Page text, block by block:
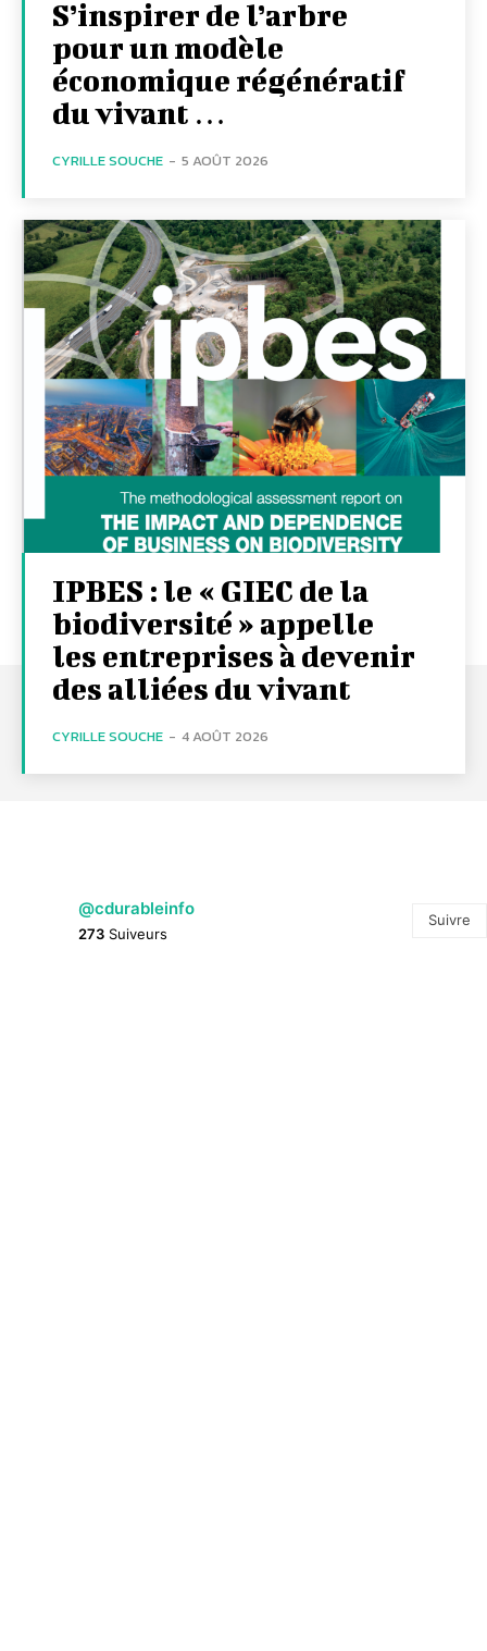
S’inspirer de l’arbre
pour un modèle
économique régénératif
du vivant …
CYRILLE SOUCHE - 5 AOÛT 2026
IPBES : le « GIEC de la
biodiversité » appelle
les entreprises à devenir
des alliées du vivant
CYRILLE SOUCHE - 4 AOÛT 2026
@cdurableinfo
273 Suiveurs
Suivre